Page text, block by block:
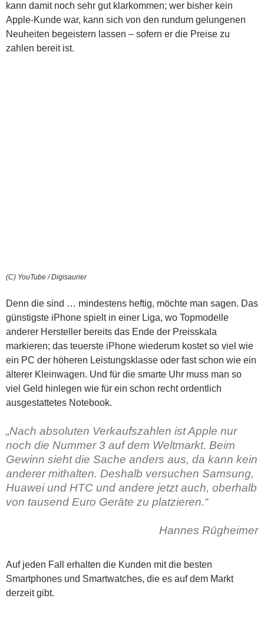
kann damit noch sehr gut klarkommen; wer bisher kein
Apple-Kunde war, kann sich von den rundum gelungenen
Neuheiten begeistern lassen – sofern er die Preise zu
zahlen bereit ist.
(C) YouTube / Digisaurier
Denn die sind … mindestens heftig, möchte man sagen. Das
günstigste iPhone spielt in einer Liga, wo Topmodelle
anderer Hersteller bereits das Ende der Preisskala
markieren; das teuerste iPhone wiederum kostet so viel wie
ein PC der höheren Leistungsklasse oder fast schon wie ein
älterer Kleinwagen. Und für die smarte Uhr muss man so
viel Geld hinlegen wie für ein schon recht ordentlich
ausgestattetes Notebook.
„Nach absoluten Verkaufszahlen ist Apple nur
noch die Nummer 3 auf dem Weltmarkt. Beim
Gewinn sieht die Sache anders aus, da kann kein
anderer mithalten. Deshalb versuchen Samsung,
Huawei und HTC und andere jetzt auch, oberhalb
von tausend Euro Geräte zu platzieren.“
Hannes Rügheimer
Auf jeden Fall erhalten die Kunden mit die besten
Smartphones und Smartwatches, die es auf dem Markt
derzeit gibt.